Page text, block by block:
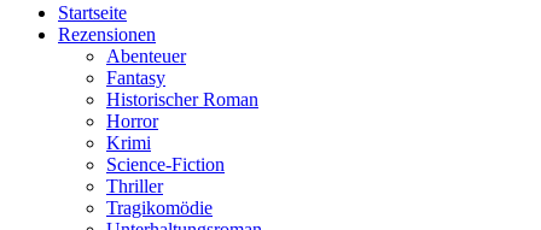
Startseite
Rezensionen
Abenteuer
Fantasy
Historischer Roman
Horror
Krimi
Science-Fiction
Thriller
Tragikomödie